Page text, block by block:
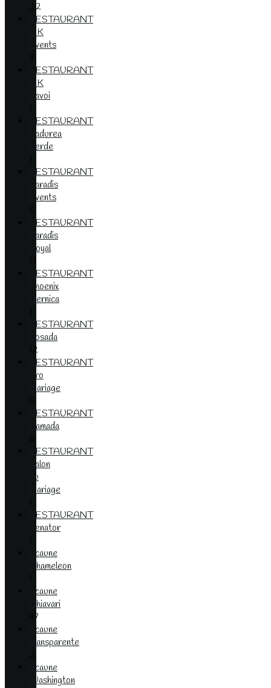
22
RESTAURANT
OK
Events
RESTAURANT
OK
Zavoi
RESTAURANT
Padurea
Verde
RESTAURANT
Paradis
Events
RESTAURANT
Paradis
Royal
RESTAURANT
Phoenix
Cernica
RESTAURANT
Posada
12
RESTAURANT
Pro
Mariage
RESTAURANT
Ramada
RESTAURANT
Salon
du
Mariage
RESTAURANT
Senator
Scaune
Chameleon
Scaune
Chiavari
47
Scaune
transparente
Scaune
Washington